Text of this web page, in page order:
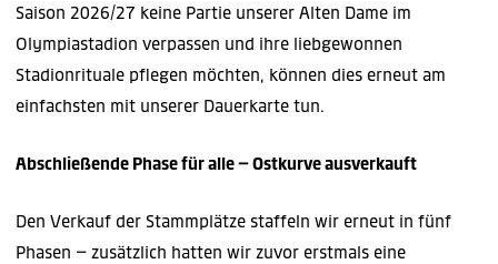
Saison 2026/27 keine Partie unserer Alten Dame im
Olympiastadion verpassen und ihre liebgewonnen
Stadionrituale pflegen möchten, können dies erneut am
einfachsten mit unserer Dauerkarte tun.
Abschließende Phase für alle – Ostkurve ausverkauft
Den Verkauf der Stammplätze staffeln wir erneut in fünf
Phasen – zusätzlich hatten wir zuvor erstmals eine